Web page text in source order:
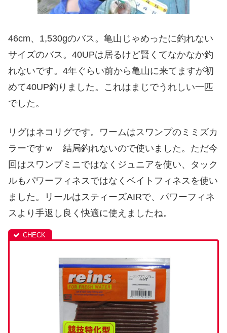
46cm、1,530gのバス。亀山じゃめったに釣れない
サイズのバス。40UPは居るけど賢くてなかなか釣
れないです。4年ぐらい前から亀山に来てますが初
めて40UP釣りました。これはまじでうれしい一匹
でした。
リグはネコリグです。ワームはスワンプのミミズカ
ラーですｗ 結局釣れないので使いました。ただ今
回はスワンプミニではなくジュニアを使い、タック
ルもパワーフィネスではなくベイトフィネスを使い
ました。リールはスティーズAIRで、パワーフィネ
スより手返し良く快適に使えましたね。